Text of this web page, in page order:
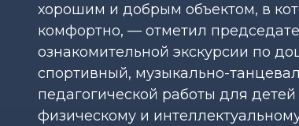
хорошим и добрым объектом, в
комфортно, — отметил
ознакомительной экскурсии по
спортивный, музыкально-
педагогической работы для
физическому и